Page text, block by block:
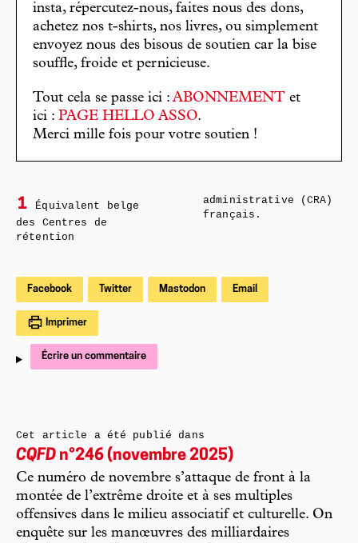
insta, répercutez-nous, faites nous des dons,
achetez nos t-shirts, nos livres, ou simplement
envoyez nous des bisous de soutien car la bise
souffle, froide et pernicieuse.
Tout cela se passe ici : ABONNEMENT et
ici : PAGE HELLO ASSO.
Merci mille fois pour votre soutien !
1
Équivalent belge
des Centres de
rétention
administrative (CRA)
français.
Facebook Twitter Mastodon Email
Imprimer
Écrire un commentaire
Cet article a été publié dans
CQFD n°246 (novembre 2025)
Ce numéro de novembre s’attaque de front à la
montée de l’extrême droite et à ses multiples
offensives dans le milieu associatif et culturelle. On
enquête sur les manœuvres des milliardaires